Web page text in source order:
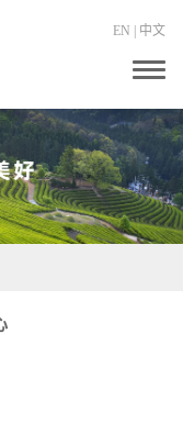
EN 中文
T
g
g
e
n
a
v
i